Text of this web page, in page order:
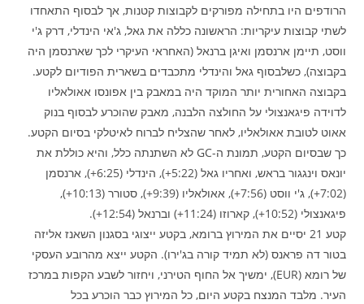
הרודפים היו בתחילה מפורקים לקבוצות קטנות, אך לבסוף התאחדו
לשתי קבוצות עיקריות: הראשונה כללה את גאל, ג'אי הינדלי, דרק ג'י
ווסט, תיימן ארנסמן ואיגן ברנאל (האחראי העיקרי לכך שארנסמן היה
בקבוצה), כשלבסוף גאל והינדלי מתכבדים בשארית הפודיום לקטע.
בקבוצה האחורית יותר המוקד היה במאבק בין אפונסו אאולאליו
לדוידה פיגאנצולי על החולצה הלבנה, מאבק שהוכרע לבסוף בנוק
אאוט לטובת אאולאליו, לאחר שהצליח לברוח לאיטלקי בסיום הקטע.
כך שבסיום הקטע, תמונת ה-GC לא השתנתה כלל, והיא כוללת את
יונאס וינגגור בראש, ואחריו גאל (5:22+), הינדלי (6:25+), ארנסמן
(7:02+), ג'י ווסט (7:56+), אאולאליו (9:39+), סטורר (10:13+),
פיגאנצולי (10:52+), קארוזו (11:24+) וברנאל (12:54+).
קטע 21 יסיים את המירוץ ברומא, בקטע ייצוגי בסגנון השאנז אליזה
בטור דה פראנס (לא תמיד קורה בג'ירו). הקטע ייצא מהרובע העסקי
של רומא (EUR), ימשיך אל החוף הטירני, ויחזור לשבע הקפות במרכז
העיר. מלבד המנצח בקטע היום, כל המירוץ כבר הוכרע בכל